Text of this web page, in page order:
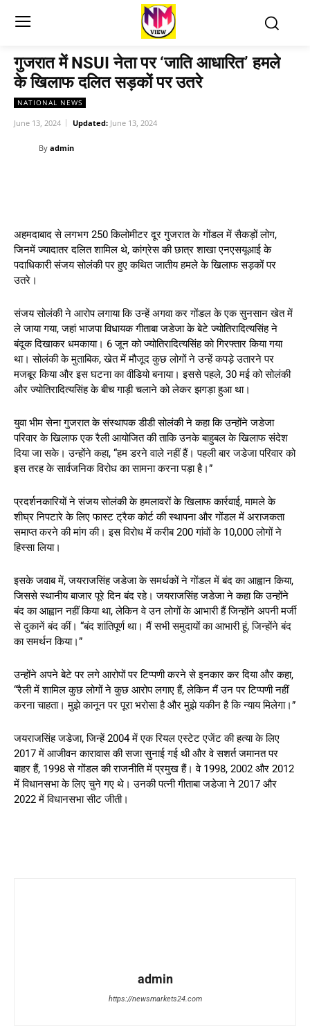
गुजरात में NSUI नेता पर ‘जाति आधारित’ हमले
के खिलाफ दलित सड़कों पर उतरे
NATIONAL NEWS
June 13, 2024 Updated: June 13, 2024
By admin
अहमदाबाद से लगभग 250 किलोमीटर दूर गुजरात के गोंडल में सैकड़ों लोग,
जिनमें ज्यादातर दलित शामिल थे, कांग्रेस की छात्र शाखा एनएसयूआई के
पदाधिकारी संजय सोलंकी पर हुए कथित जातीय हमले के खिलाफ सड़कों पर
उतरे।
संजय सोलंकी ने आरोप लगाया कि उन्हें अगवा कर गोंडल के एक सुनसान खेत में
ले जाया गया, जहां भाजपा विधायक गीताबा जडेजा के बेटे ज्योतिरादित्यसिंह ने
बंदूक दिखाकर धमकाया। 6 जून को ज्योतिरादित्यसिंह को गिरफ्तार किया गया
था। सोलंकी के मुताबिक, खेत में मौजूद कुछ लोगों ने उन्हें कपड़े उतारने पर
मजबूर किया और इस घटना का वीडियो बनाया। इससे पहले, 30 मई को सोलंकी
और ज्योतिरादित्यसिंह के बीच गाड़ी चलाने को लेकर झगड़ा हुआ था।
युवा भीम सेना गुजरात के संस्थापक डीडी सोलंकी ने कहा कि उन्होंने जडेजा
परिवार के खिलाफ एक रैली आयोजित की ताकि उनके बाहुबल के खिलाफ संदेश
दिया जा सके। उन्होंने कहा, “हम डरने वाले नहीं हैं। पहली बार जडेजा परिवार को
इस तरह के सार्वजनिक विरोध का सामना करना पड़ा है।”
प्रदर्शनकारियों ने संजय सोलंकी के हमलावरों के खिलाफ कार्रवाई, मामले के
शीघ्र निपटारे के लिए फास्ट ट्रैक कोर्ट की स्थापना और गोंडल में अराजकता
समाप्त करने की मांग की। इस विरोध में करीब 200 गांवों के 10,000 लोगों ने
हिस्सा लिया।
इसके जवाब में, जयराजसिंह जडेजा के समर्थकों ने गोंडल में बंद का आह्वान किया,
जिससे स्थानीय बाजार पूरे दिन बंद रहे। जयराजसिंह जडेजा ने कहा कि उन्होंने
बंद का आह्वान नहीं किया था, लेकिन वे उन लोगों के आभारी हैं जिन्होंने अपनी मर्जी
से दुकानें बंद कीं। “बंद शांतिपूर्ण था। मैं सभी समुदायों का आभारी हूं, जिन्होंने बंद
का समर्थन किया।”
उन्होंने अपने बेटे पर लगे आरोपों पर टिप्पणी करने से इनकार कर दिया और कहा,
“रैली में शामिल कुछ लोगों ने कुछ आरोप लगाए हैं, लेकिन मैं उन पर टिप्पणी नहीं
करना चाहता। मुझे कानून पर पूरा भरोसा है और मुझे यकीन है कि न्याय मिलेगा।”
जयराजसिंह जडेजा, जिन्हें 2004 में एक रियल एस्टेट एजेंट की हत्या के लिए
2017 में आजीवन कारावास की सजा सुनाई गई थी और वे सशर्त जमानत पर
बाहर हैं, 1998 से गोंडल की राजनीति में प्रमुख हैं। वे 1998, 2002 और 2012
में विधानसभा के लिए चुने गए थे। उनकी पत्नी गीताबा जडेजा ने 2017 और
2022 में विधानसभा सीट जीती।
admin
https://newsmarkets24.com